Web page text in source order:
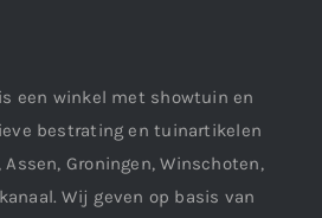
een winkel met showtuin en
bestrating en tuinartikelen
Groningen, Winschoten,
Wij geven op basis van